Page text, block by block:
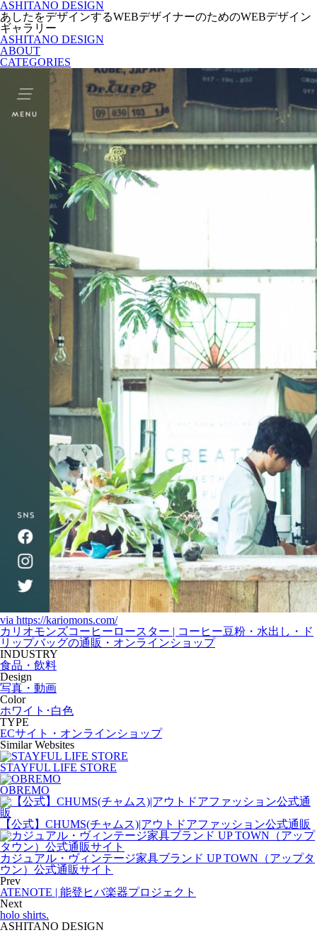
ASHITANO DESIGN
あしたをデザインするWEBデザイナーのためのWEBデザイン
ギャラリー
ASHITANO DESIGN
ABOUT
CATEGORIES
via https://kariomons.com/
カリオモンズコーヒーロースター | コーヒー豆粉・水出し・ド
リップバッグの通販・オンラインショップ
INDUSTRY
食品・飲料
Design
写真・動画
Color
ホワイト･白色
TYPE
ECサイト・オンラインショップ
Similar Websites
STAYFUL LIFE STORE
OBREMO
【公式】CHUMS(チャムス)|アウトドアファッション公式通販
カジュアル・ヴィンテージ家具ブランド UP TOWN（アップタ
ウン）公式通販サイト
Prev
ATENOTE | 能登ヒバ楽器プロジェクト
Next
holo shirts.
ASHITANO DESIGN